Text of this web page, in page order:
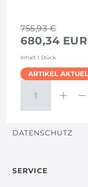
755,93 €
680,34 EUR
Inhalt 1 Stück
ARTIKEL
RECHTLICHES
AGB
WIDERRUF
DATENSCHUTZ
SERVICE